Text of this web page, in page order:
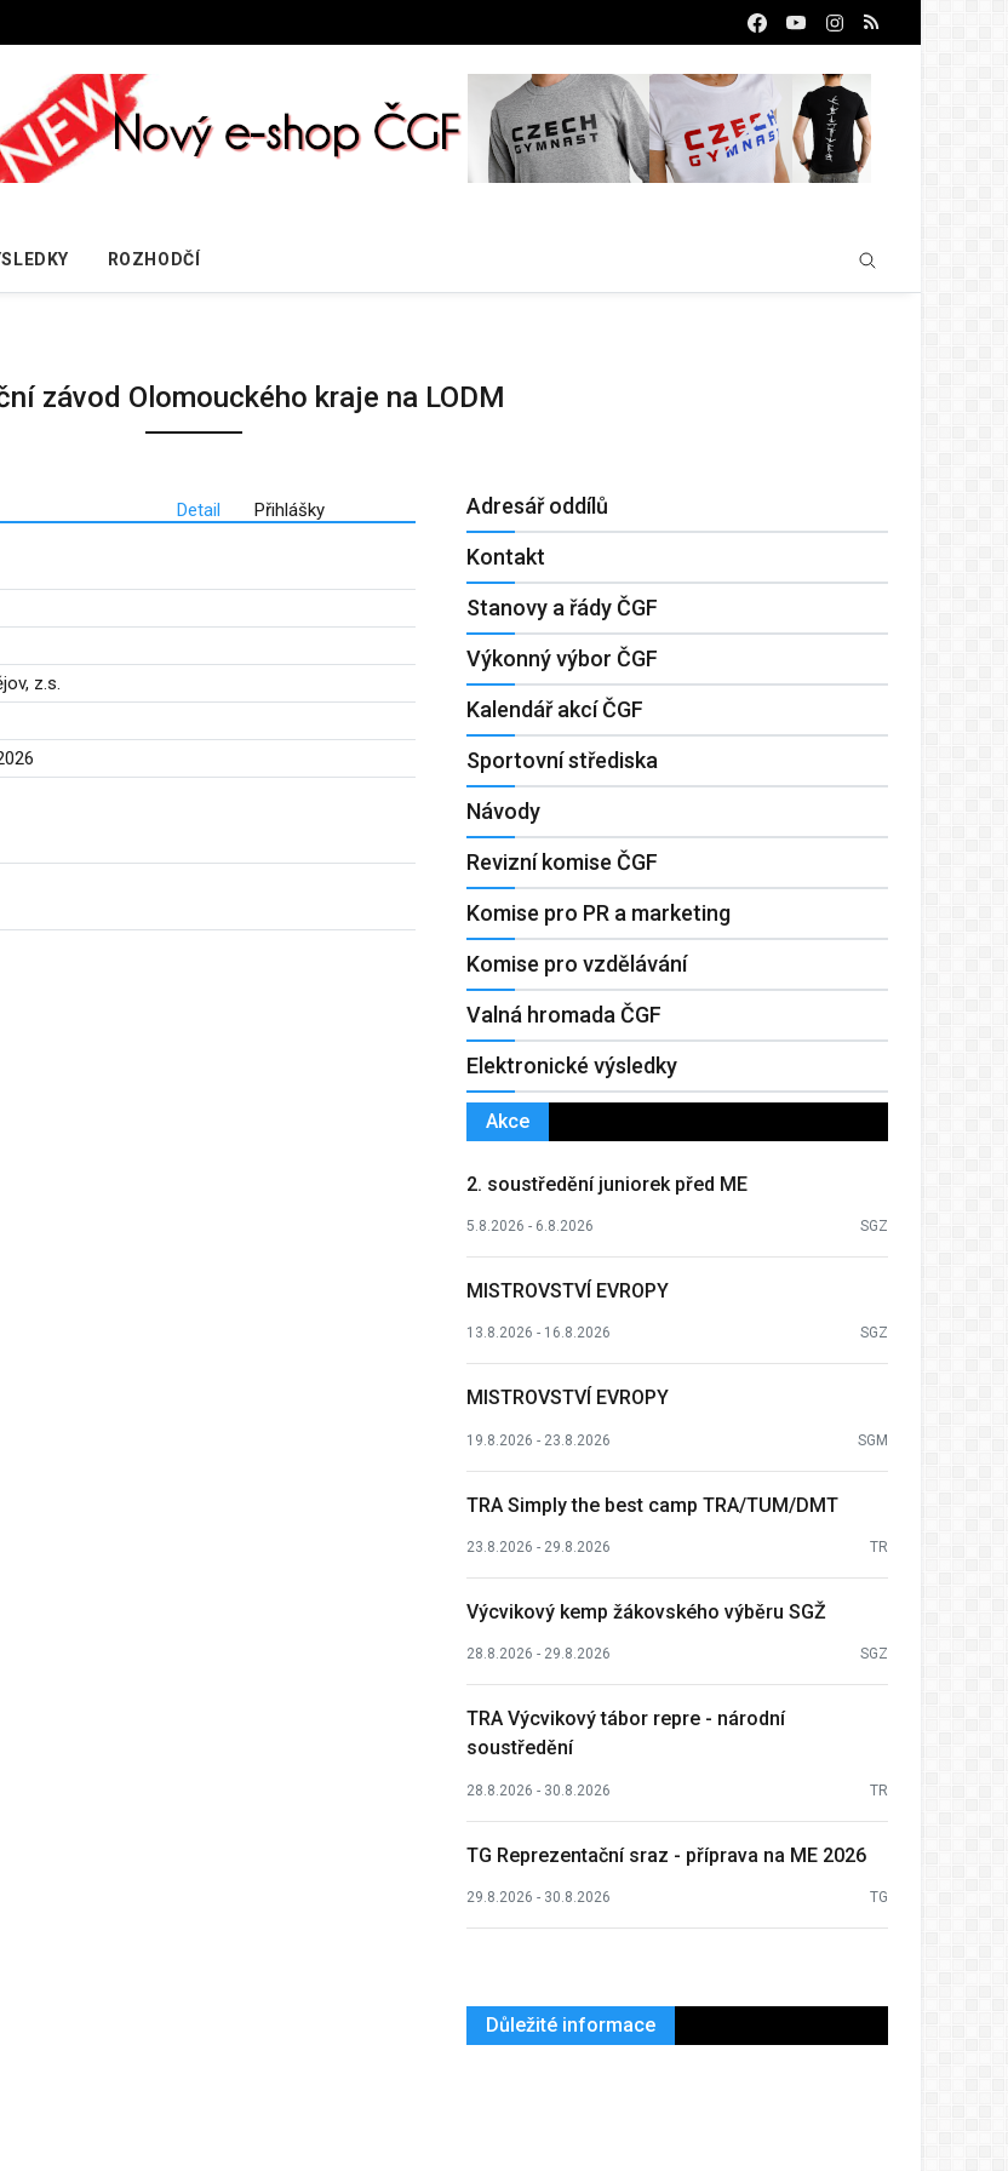
ROZHODČÍ
závod Olomouckého kraje na LODM
Detail Přihlášky
z.s.
Adresář oddílů
Kontakt
Stanovy a řády ČGF
Výkonný výbor ČGF
Kalendář akcí ČGF
Sportovní střediska
Návody
Revizní komise ČGF
Komise pro PR a marketing
Komise pro vzdělávání
Valná hromada ČGF
Elektronické výsledky
Akce
2. soustředění juniorek před ME
5.8.2026 - 6.8.2026 SGZ
MISTROVSTVÍ EVROPY
13.8.2026 - 16.8.2026 SGZ
MISTROVSTVÍ EVROPY
19.8.2026 - 23.8.2026 SGM
TRA Simply the best camp TRA/TUM/DMT
23.8.2026 - 29.8.2026 TR
Výcvikový kemp žákovského výběru SGŽ
28.8.2026 - 29.8.2026 SGZ
TRA Výcvikový tábor repre - národní
soustředění
28.8.2026 - 30.8.2026 TR
TG Reprezentační sraz - příprava na ME 2026
29.8.2026 - 30.8.2026 TG
Důležité informace